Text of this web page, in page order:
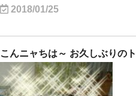
2018/01/25
こんニャちは～ お久しぶりの